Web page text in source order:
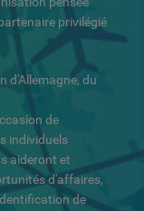
privilégié
d'Allemagne, du
de
individuels
aideront et
d'affaires,
de